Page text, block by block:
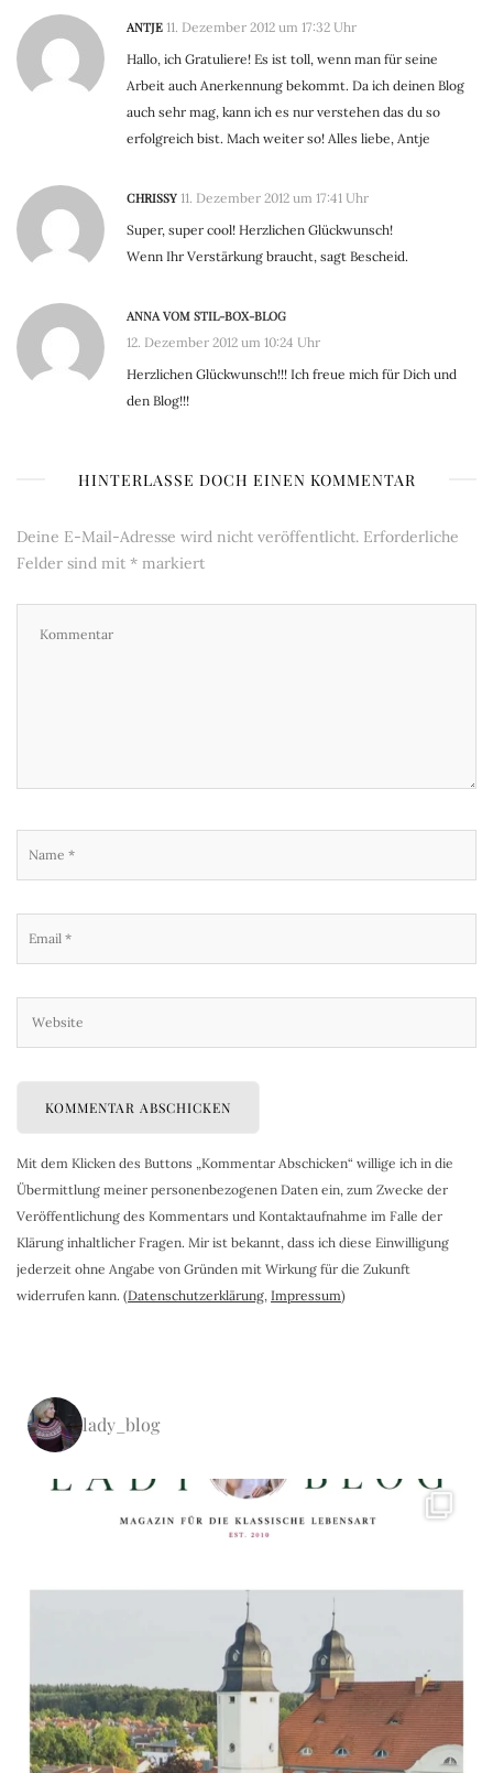
ANTJE 11. Dezember 2012 um 17:32 Uhr
Hallo, ich Gratuliere! Es ist toll, wenn man für seine
Arbeit auch Anerkennung bekommt. Da ich deinen Blog
auch sehr mag, kann ich es nur verstehen das du so
erfolgreich bist. Mach weiter so! Alles liebe, Antje
CHRISSY 11. Dezember 2012 um 17:41 Uhr
Super, super cool! Herzlichen Glückwunsch!
Wenn Ihr Verstärkung braucht, sagt Bescheid.
ANNA VOM STIL-BOX-BLOG
12. Dezember 2012 um 10:24 Uhr
Herzlichen Glückwunsch!!! Ich freue mich für Dich und
den Blog!!!
HINTERLASSE DOCH EINEN KOMMENTAR
Deine E-Mail-Adresse wird nicht veröffentlicht. Erforderliche
Felder sind mit * markiert
Mit dem Klicken des Buttons „Kommentar Abschicken“ willige ich in die
Übermittlung meiner personenbezogenen Daten ein, zum Zwecke der
Veröffentlichung des Kommentars und Kontaktaufnahme im Falle der
Klärung inhaltlicher Fragen. Mir ist bekannt, dass ich diese Einwilligung
jederzeit ohne Angabe von Gründen mit Wirkung für die Zukunft
widerrufen kann. (Datenschutzerklärung, Impressum)
lady_blog